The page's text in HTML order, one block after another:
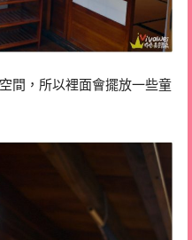
間，所以裡面會擺放一些童